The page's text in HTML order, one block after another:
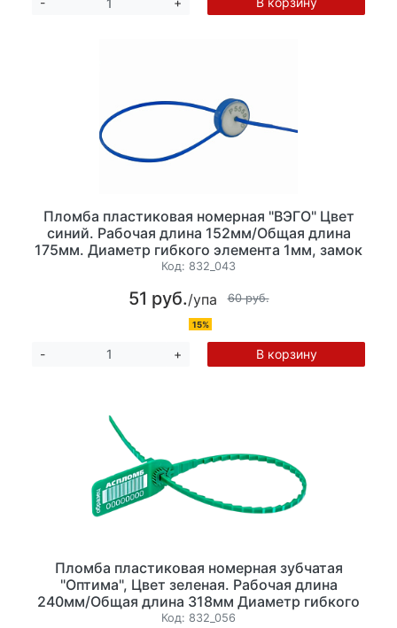
Пломба пластиковая номерная "ВЭГО" Цвет
синий. Рабочая длина 152мм/Общая длина
175мм. Диаметр гибкого элемента 1мм, замок
- нержавеющая сталь, 5 шт/уп
Код: 832_043
51 руб./упа 60 руб.
15%
- + В корзину
Пломба пластиковая номерная зубчатая
"Оптима", Цвет зеленая. Рабочая длина
240мм/Общая длина 318мм Диаметр гибкого
элемента 3,4мм. 10 шт/уп
Код: 832_056